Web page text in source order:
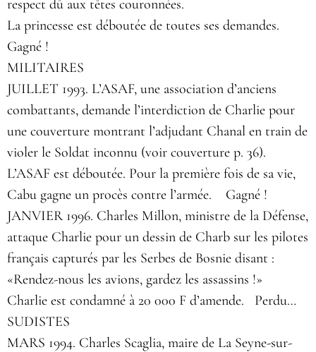
respect dû aux têtes couronnées.
La princesse est déboutée de toutes ses demandes.
Gagné !
MILITAIRES
JUILLET 1993. L’ASAF, une association d’anciens
combattants, demande l’interdiction de Charlie pour
une couverture montrant l’adjudant Chanal en train de
violer le Soldat inconnu (voir couverture p. 36).
L’ASAF est déboutée. Pour la première fois de sa vie,
Cabu gagne un procès contre l’armée. Gagné !
JANVIER 1996. Charles Millon, ministre de la Défense,
attaque Charlie pour un dessin de Charb sur les pilotes
français capturés par les Serbes de Bosnie disant :
«Rendez-nous les avions, gardez les assassins !»
Charlie est condamné à 20 000 F d’amende. Perdu…
SUDISTES
MARS 1994. Charles Scaglia, maire de La Seyne-sur-